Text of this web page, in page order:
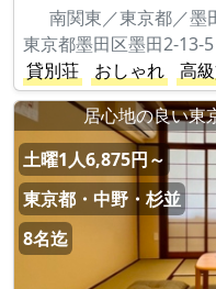
南関東／東京都／墨
東京都墨田区墨田2-13-5
貸別荘
おしゃれ 高
居心地の良い東
土曜1人6,875円～
東京都・中野・杉並
8名迄